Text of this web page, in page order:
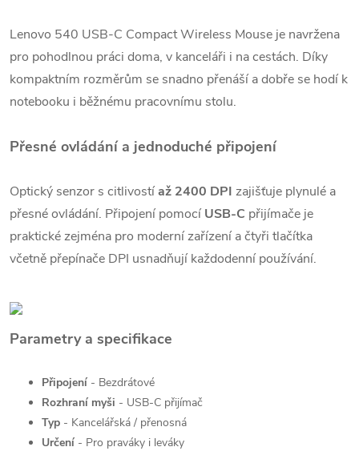
Lenovo 540 USB-C Compact Wireless Mouse je navržena
pro pohodlnou práci doma, v kanceláři i na cestách. Díky
kompaktním rozměrům se snadno přenáší a dobře se hodí k
notebooku i běžnému pracovnímu stolu.
Přesné ovládání a jednoduché připojení
Optický senzor s citlivostíaž 2400 DPI zajišťuje plynulé a
přesné ovládání. Připojení pomocí USB-C přijímače je
praktické zejména pro moderní zařízení a čtyři tlačítka
včetně přepínače DPI usnadňují každodenní používání.
Parametry a specifikace
Připojení - Bezdrátové
Rozhraní myši - USB-C přijímač
Typ - Kancelářská / přenosná
Určení - Pro praváky i leváky